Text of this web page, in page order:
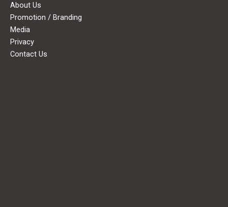
About Us
Promotion / Branding
Media
Privacy
Contact Us